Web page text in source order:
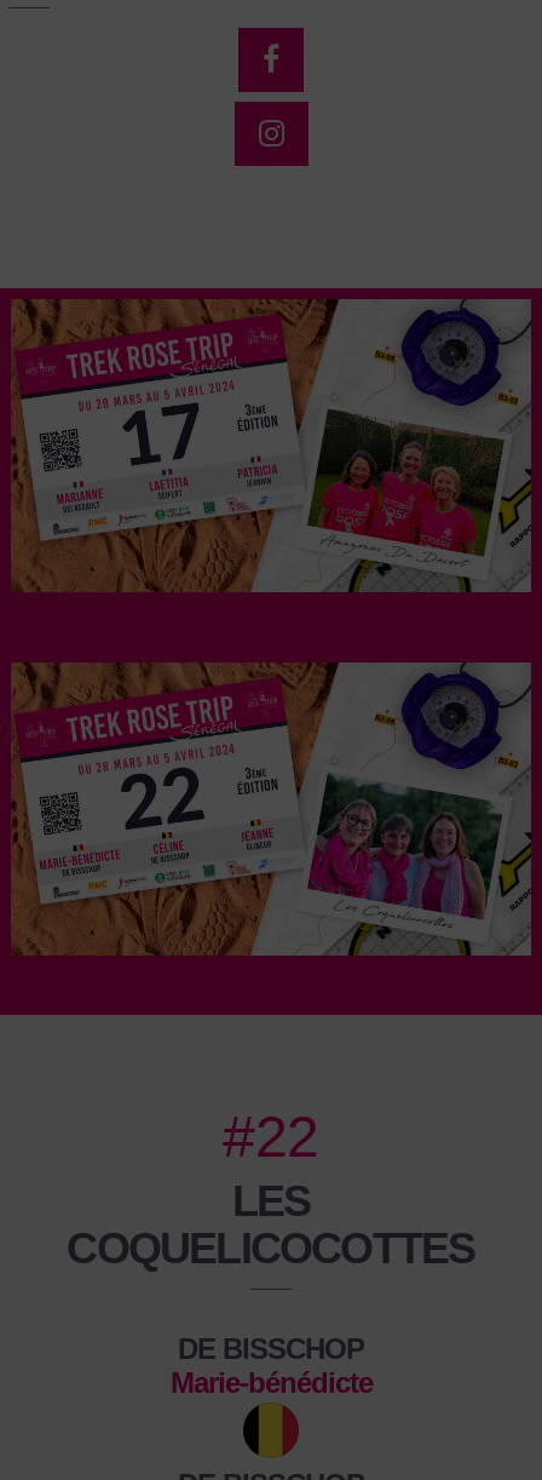
#22
LES
COQUELICOCOTTES
DE BISSCHOP
Marie-bénédicte